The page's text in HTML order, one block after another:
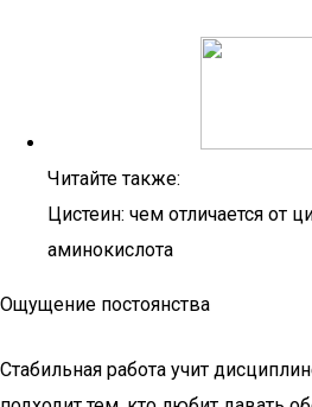
Читайте также:
Цистеин: чем отличается от
аминокислота
Ощущение постоянства
Стабильная работа учит